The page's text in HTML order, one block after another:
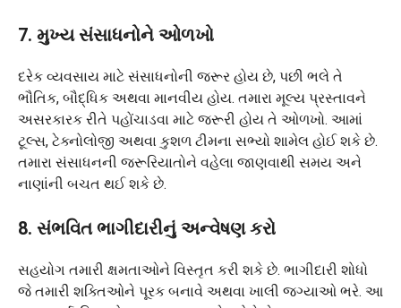
7. મુખ્ય સંસાધનોને ઓળખો
દરેક વ્યવસાય માટે સંસાધનોની જરૂર હોય છે, પછી ભલે તે
ભૌતિક, બૌદ્ધિક અથવા માનવીય હોય. તમારા મૂલ્ય પ્રસ્તાવને
અસરકારક રીતે પહોંચાડવા માટે જરૂરી હોય તે ઓળખો. આમાં
ટૂલ્સ, ટેક્નોલોજી અથવા કુશળ ટીમના સભ્યો શામેલ હોઈ શકે છે.
તમારા સંસાધનની જરૂરિયાતોને વહેલા જાણવાથી સમય અને
નાણાંની બચત થઈ શકે છે.
8. સંભવિત ભાગીદારીનું અન્વેષણ કરો
સહયોગ તમારી ક્ષમતાઓને વિસ્તૃત કરી શકે છે. ભાગીદારી શોધો
જે તમારી શક્તિઓને પૂરક બનાવે અથવા ખાલી જગ્યાઓ ભરે. આ